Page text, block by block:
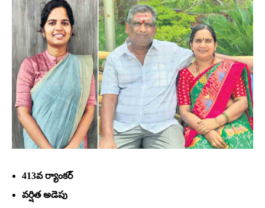
413వ ర్యాంకర్‌
వర్షిత అడెపు